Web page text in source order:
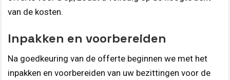
van de kosten.
Inpakken en voorbereiden
Na goedkeuring van de offerte beginnen we met het
inpakken en voorbereiden van uw bezittingen voor de